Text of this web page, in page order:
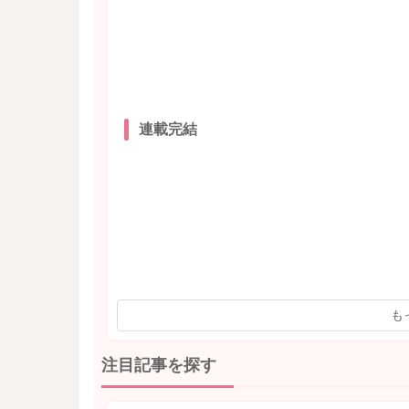
連載完結
も
注目記事を探す